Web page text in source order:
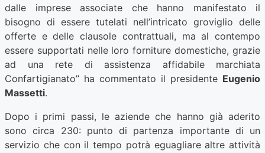
dalle imprese associate che hanno manifestato il
bisogno di essere tutelati nell’intricato groviglio delle
offerte e delle clausole contrattuali, ma al contempo
essere supportati nelle loro forniture domestiche, grazie
ad una rete di assistenza affidabile marchiata
Confartigianato” ha commentato il presidente Eugenio
Massetti.
Dopo i primi passi, le aziende che hanno già aderito
sono circa 230: punto di partenza importante di un
servizio che con il tempo potrà eguagliare altre attività